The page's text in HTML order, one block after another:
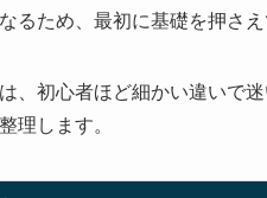
るため、最初に基礎を押さ
、初心者ほど細かい違いで
理します。